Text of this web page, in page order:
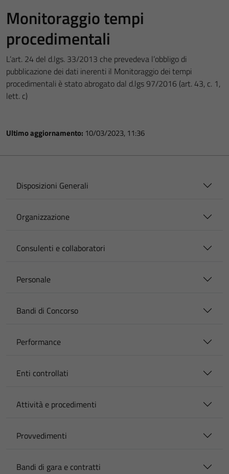
Monitoraggio tempi
procedimentali
L’art. 24 del d.lgs. 33/2013 che prevedeva l’obbligo di
pubblicazione dei dati inerenti il Monitoraggio dei tempi
procedimentali è stato abrogato dal d.lgs 97/2016 (art. 43, c. 1,
lett. c)
Ultimo aggiornamento: 10/03/2023, 11:36
Disposizioni Generali
Organizzazione
Consulenti e collaboratori
Personale
Bandi di Concorso
Performance
Enti controllati
Attività e procedimenti
Provvedimenti
Bandi di gara e contratti